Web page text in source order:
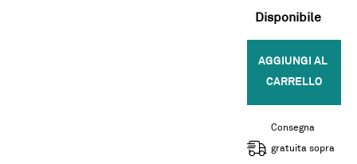
Disponibile
AGGIUNGI AL
CARRELLO
Consegna
gratuita sopra